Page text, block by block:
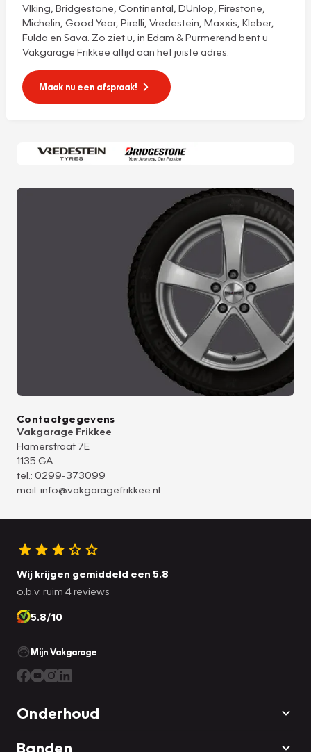
VIking, Bridgestone, Continental, DUnlop, Firestone,
Michelin, Good Year, Pirelli, Vredestein, Maxxis, Kleber,
Fulda en Sava. Zo ziet u, in Edam & Purmerend bent u
Vakgarage Frikkee altijd aan het juiste adres.
Maak nu een afspraak!
Contactgegevens
Vakgarage Frikkee
Hamerstraat 7E
1135 GA
tel.: 0299-373099
mail: info@vakgaragefrikkee.nl
Wij krijgen gemiddeld een 5.8
o.b.v. ruim 4 reviews
5.8/10
Mijn Vakgarage
Onderhoud
Banden